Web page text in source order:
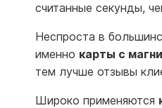
считанные секунды,
Неспроста в
именно карты с
тем лучше отзывы
Широко применяются